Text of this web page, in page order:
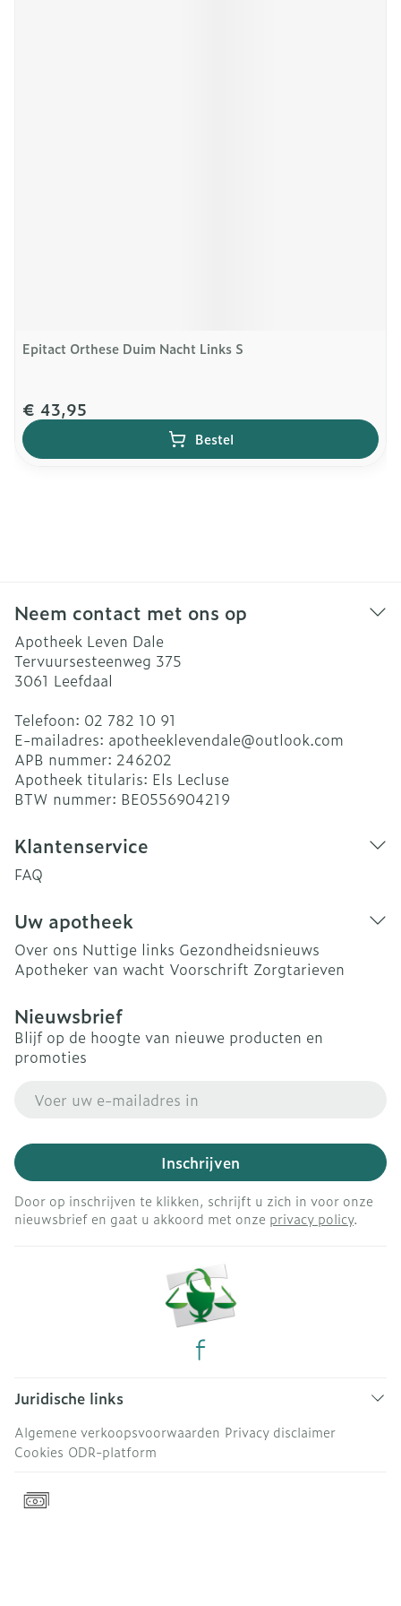
Epitact Orthese Duim Nacht Links S
€ 43,95
Bestel
Neem contact met ons op
Apotheek Leven Dale
Tervuursesteenweg 375
3061 Leefdaal
Telefoon: 02 782 10 91
E-mailadres: apotheeklevendale@outlook.com
APB nummer: 246202
Apotheek titularis: Els Lecluse
BTW nummer: BE0556904219
Klantenservice
FAQ
Uw apotheek
Over ons Nuttige links Gezondheidsnieuws
Apotheker van wacht Voorschrift Zorgtarieven
Nieuwsbrief
Blijf op de hoogte van nieuwe producten en
promoties
Inschrijven
Door op inschrijven te klikken, schrijft u zich in voor onze
nieuwsbrief en gaat u akkoord met onze privacy policy.
Juridische links
Algemene verkoopsvoorwaarden Privacy disclaimer
Cookies ODR-platform